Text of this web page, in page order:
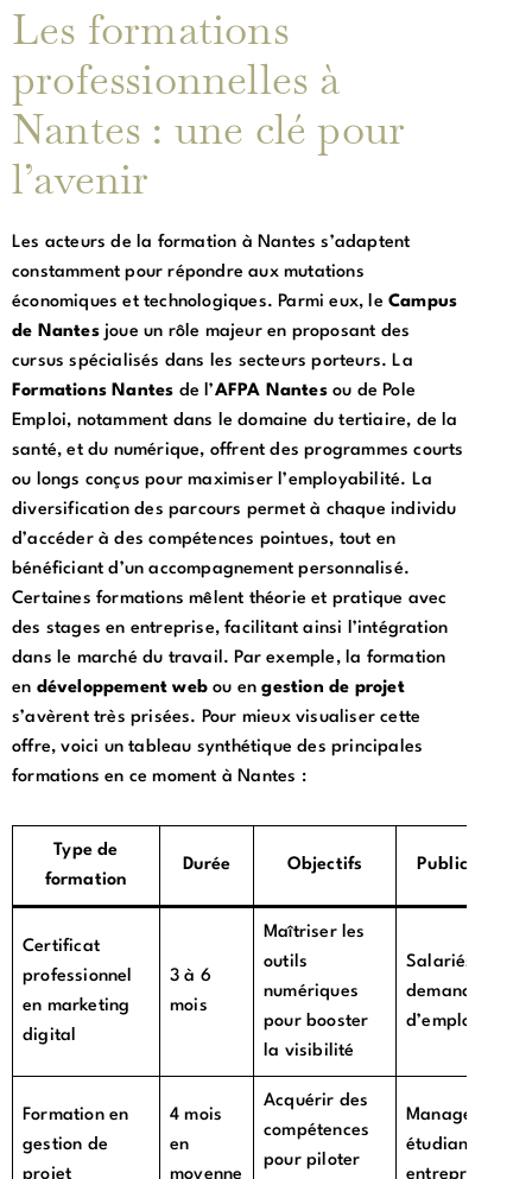
Les formations
professionnelles à
Nantes : une clé pour
l’avenir
Les acteurs de la formation à Nantes s’adaptent
constamment pour répondre aux mutations
économiques et technologiques. Parmi eux, leCampus
de Nantesjoue un rôle majeur en proposant des
cursus spécialisés dans les secteurs porteurs. La
Formations Nantes de l’AFPA Nantesou de Pole
Emploi, notamment dans le domaine du tertiaire, de la
santé, et du numérique, offrent des programmes courts
ou longs conçus pour maximiser l’employabilité. La
diversification des parcours permet à chaque individu
d’accéder à des compétences pointues, tout en
bénéficiant d’un accompagnement personnalisé.
Certaines formations mêlent théorie et pratique avec
des stages en entreprise, facilitant ainsi l’intégration
dans le marché du travail. Par exemple, la formation
en développement web ou engestion de projet
s’avèrent très prisées. Pour mieux visualiser cette
offre, voici un tableau synthétique des principales
formations en ce moment à Nantes :
Type de
formation
Durée Objectifs Public cible
Certificat
professionnel
en marketing
digital
3 à 6
mois
Maîtriser les
outils
numériques
pour booster
la visibilité
Salariés,
demandeurs
d’emploi
Formation en
gestion de
projet
4 mois
en
moyenne
Acquérir des
compétences
pour piloter
Managers,
étudiants,
entrepreneurs